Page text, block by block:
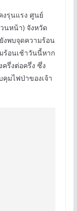
งรุนแรง ศูนย์
นหน้า) จังหวัด
งพบจุดความร้อน
ร้อนเช้าวันนี้หาก
รึ่งต่อครึ่ง ซึ่ง
มไฟป่าของเจ้า